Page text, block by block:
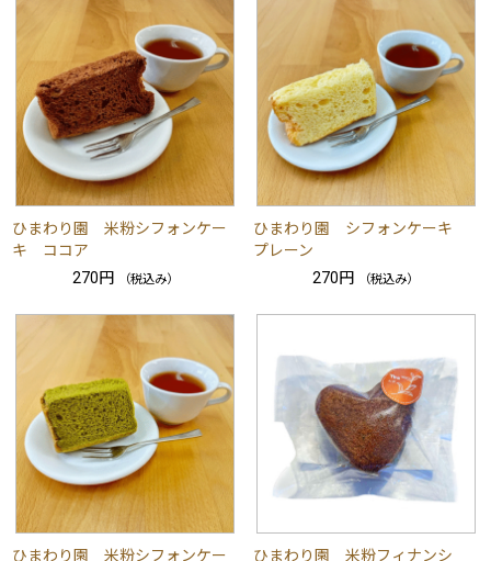
ひまわり園 米粉シフォンケー
キ ココア
270円
（税込み）
ひまわり園 シフォンケーキ
プレーン
270円
（税込み）
ひまわり園 米粉シフォンケー
ひまわり園 米粉フィナンシ